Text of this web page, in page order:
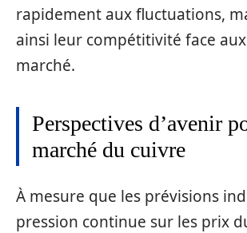
rapidement aux fluctuations,
ainsi leur compétitivité face
marché.
Perspectives d’avenir
marché du cuivre
À mesure que les prévisions
pression continue sur les prix